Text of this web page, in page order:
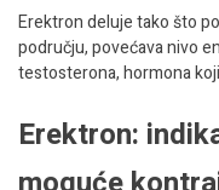
Erektron deluje tako što
području, povećava nivo
testosterona, hormona
Erektron: